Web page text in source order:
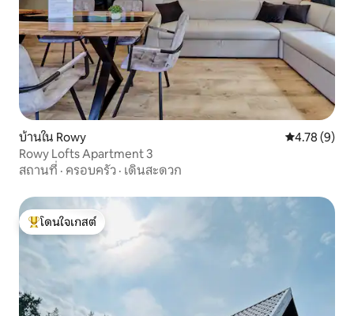
บ้านใน Rowy คะแนนเฉลี่ย
4.78 (9)
Rowy Lofts Apartment 3
สถานที่ · ครอบครัว · เดินสะดวก
โดนใจเกสต์ที่สุด
โดนใจเกสต์